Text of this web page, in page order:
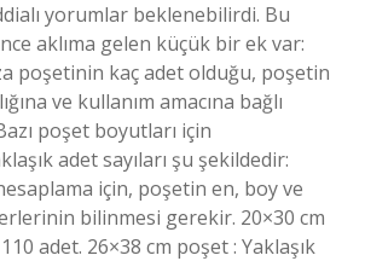
yorumlar beklenebilirdi. Bu
aklıma gelen küçük bir ek var:
poşetinin kaç adet olduğu, poşetin
ve kullanım amacına bağlı
poşet boyutları için
adet sayıları şu şekildedir:
için, poşetin en, boy ve
bilinmesi gerekir. 20×30 cm
adet. 26×38 cm poşet : Yaklaşık